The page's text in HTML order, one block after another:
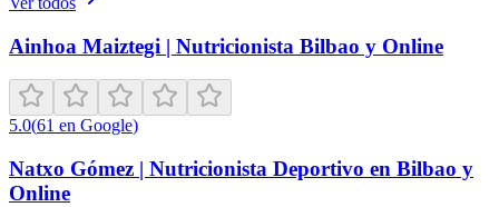
Ainhoa Maiztegi | Nutricionista Bilbao y Online
5.0(61 en Google)
Natxo Gómez | Nutricionista Deportivo en Bilbao y
Online